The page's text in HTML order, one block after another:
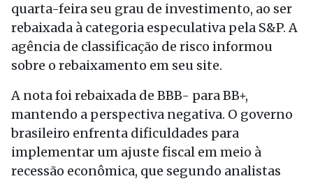
quarta-feira seu grau de investimento, ao ser
rebaixada à categoria especulativa pela S&P. A
agência de classificação de risco informou
sobre o rebaixamento em seu site.
A nota foi rebaixada de BBB- para BB+,
mantendo a perspectiva negativa. O governo
brasileiro enfrenta dificuldades para
implementar um ajuste fiscal em meio à
recessão econômica, que segundo analistas